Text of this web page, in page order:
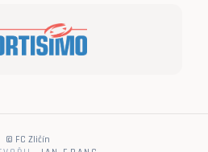
© FC Zličín